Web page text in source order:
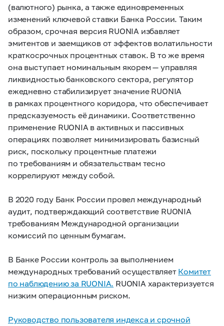
(валютного) рынка, а также единовременных
изменений ключевой ставки Банка России. Таким
образом, срочная версия RUONIA избавляет
эмитентов и заемщиков от эффектов волатильности
краткосрочных процентных ставок. В то же время
она выступает номинальным якорем — управляя
ликвидностью банковского сектора, регулятор
ежедневно стабилизирует значение RUONIA
в рамках процентного коридора, что обеспечивает
предсказуемость её динамики. Соответственно
применение RUONIA в активных и пассивных
операциях позволяет минимизировать базисный
риск, поскольку процентные платежи
по требованиям и обязательствам тесно
коррелируют между собой.
В 2020 году Банк России провел международный
аудит, подтверждающий соответствие RUONIA
требованиям Международной организации
комиссий по ценным бумагам.
В Банке России контроль за выполнением
международных требований осуществляет Комитет
по наблюдению за RUONIA. RUONIA характеризуется
низким операционным риском.
Руководство пользователя индекса и срочной